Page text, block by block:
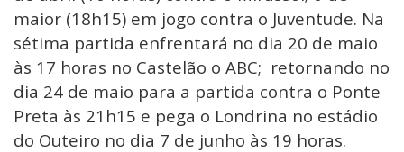
maior (18h15) em jogo contra o Juventude. Na
sétima partida enfrentará no dia 20 de maio
às 17 horas no Castelão o ABC; retornando no
dia 24 de maio para a partida contra o Ponte
Preta às 21h15 e pega o Londrina no estádio
do Outeiro no dia 7 de junho às 19 horas.